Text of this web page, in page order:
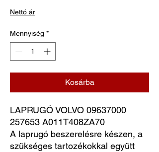
Nettó ár
Mennyiség *
Kosárba
LAPRUGÓ VOLVO 09637000
257653 A011T408ZA70
A laprugó beszerelésre készen, a
szükséges tartozékokkal együtt